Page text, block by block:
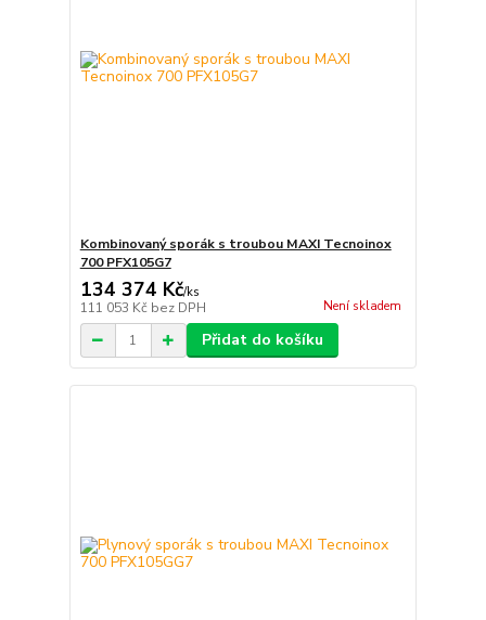
Kombinovaný sporák s troubou MAXI Tecnoinox
700 PFX105G7
134 374 Kč/ks
111 053 Kč bez DPH Není skladem
Přidat do košíku